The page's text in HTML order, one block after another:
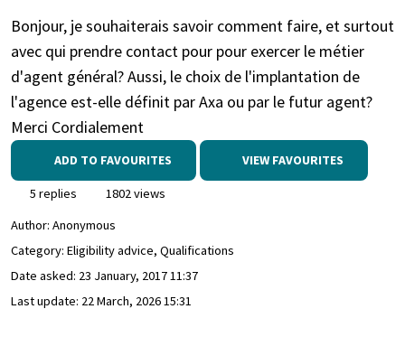
Bonjour, je souhaiterais savoir comment faire, et surtout
avec qui prendre contact pour pour exercer le métier
d'agent général? Aussi, le choix de l'implantation de
l'agence est-elle définit par Axa ou par le futur agent?
Merci Cordialement
ADD TO FAVOURITES VIEW FAVOURITES
5 replies
1802 views
Author: Anonymous
Category: Eligibility advice, Qualifications
Date asked: 23 January, 2017 11:37
Last update: 22 March, 2026 15:31